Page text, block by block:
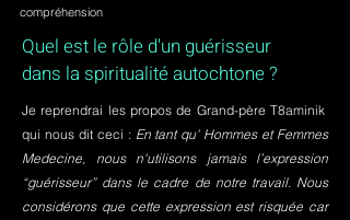
compréhension
Quel est le rôle d'un guérisseur
dans la spiritualité autochtone ?
Je reprendrai les propos de Grand-père T8aminik
qui nous dit ceci : En tant qu' Hommes et Femmes
Medecine, nous n'utilisons jamais l’expression
“guérisseur” dans le cadre de notre travail. Nous
considérons que cette expression est risquée car